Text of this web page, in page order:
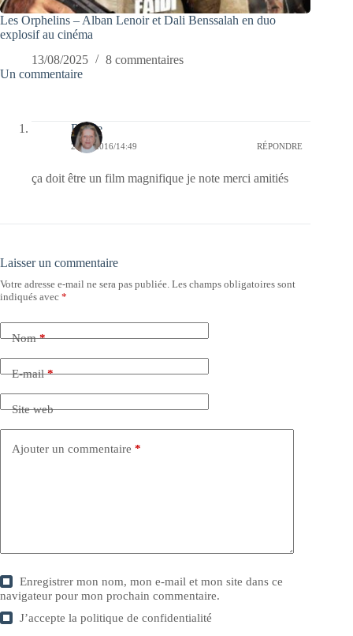
Les Orphelins – Alban Lenoir et Dali Benssalah en duo
explosif au cinéma
13/08/2025
8 commentaires
Un commentaire
Renee
27/12/2016/14:49 RÉPONDRE
ça doit être un film magnifique je note merci amitiés
Laisser un commentaire
Votre adresse e-mail ne sera pas publiée. Les champs obligatoires sont
indiqués avec *
Nom*
E-mail*
Site web
Ajouter un commentaire *
Enregistrer mon nom, mon e-mail et mon site dans ce
navigateur pour mon prochain commentaire.
J’accepte lapolitique de confidentialité